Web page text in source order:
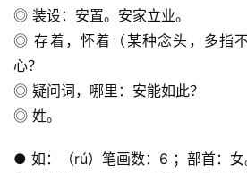
◎ 装设：安置。安家立业。
◎ 存着，怀着（某种念头，多指
心？
◎ 疑问词，哪里：安能如此？
◎ 姓。
● 如：（rú）笔画数：6 ；部首：女